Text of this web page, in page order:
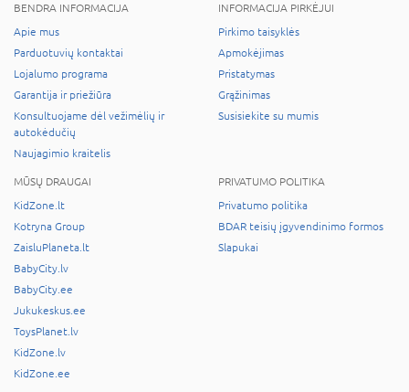
BENDRA INFORMACIJA
Apie mus
Parduotuvių kontaktai
Lojalumo programa
Garantija ir priežiūra
Konsultuojame dėl vežimėlių ir
autokėdučių
Naujagimio kraitelis
INFORMACIJA PIRKĖJUI
Pirkimo taisyklės
Apmokėjimas
Pristatymas
Grąžinimas
Susisiekite su mumis
MŪSŲ DRAUGAI
KidZone.lt
Kotryna Group
ZaisluPlaneta.lt
BabyCity.lv
BabyCity.ee
Jukukeskus.ee
ToysPlanet.lv
KidZone.lv
KidZone.ee
PRIVATUMO POLITIKA
Privatumo politika
BDAR teisių įgyvendinimo formos
Slapukai